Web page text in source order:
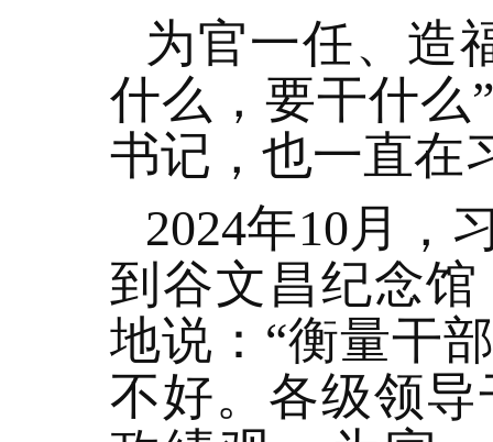
为官一任、造
什么，要干什么
书记，也一直在
2024年10月，
到谷文昌纪念
地说：“衡量干
不好。各级领